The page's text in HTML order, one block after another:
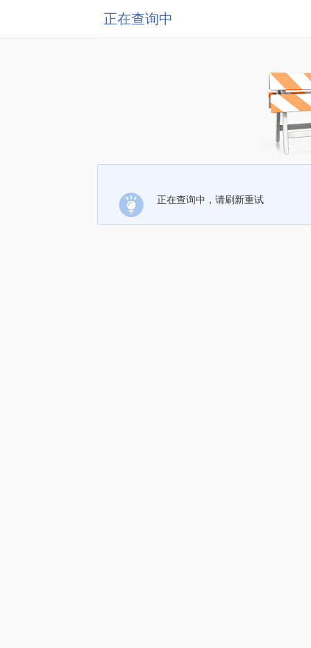
正在查询中
正在查询中，请刷新重试